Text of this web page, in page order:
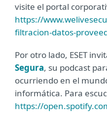
visite el portal
https://
filtracion-datos-
Por otro lado, ESET
Segura, su podcast
ocurriendo en el
informática. Para
https://